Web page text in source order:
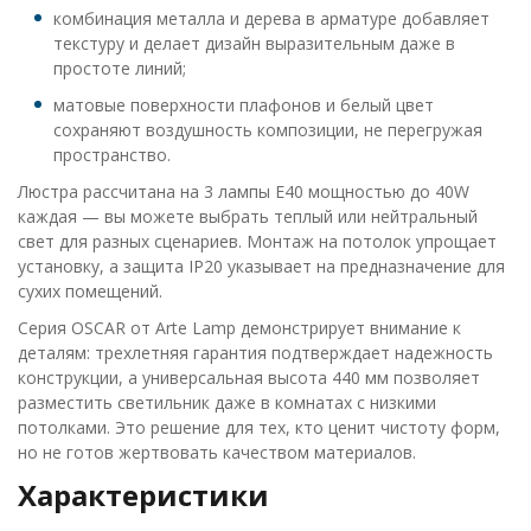
комбинация металла и дерева в арматуре добавляет
текстуру и делает дизайн выразительным даже в
простоте линий;
матовые поверхности плафонов и белый цвет
сохраняют воздушность композиции, не перегружая
пространство.
Люстра рассчитана на 3 лампы E40 мощностью до 40W
каждая — вы можете выбрать теплый или нейтральный
свет для разных сценариев. Монтаж на потолок упрощает
установку, а защита IP20 указывает на предназначение для
сухих помещений.
Серия OSCAR от Arte Lamp демонстрирует внимание к
деталям: трехлетняя гарантия подтверждает надежность
конструкции, а универсальная высота 440 мм позволяет
разместить светильник даже в комнатах с низкими
потолками. Это решение для тех, кто ценит чистоту форм,
но не готов жертвовать качеством материалов.
Характеристики